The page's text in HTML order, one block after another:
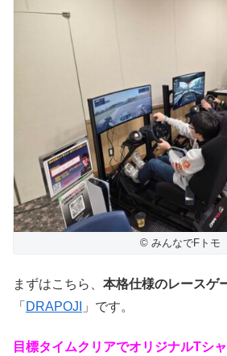
© みんなでFトモ
まずはこちら、 本格仕様のレースゲ
「 DRAPOJI 」です。
目標タイムクリアでオリジナルTシ